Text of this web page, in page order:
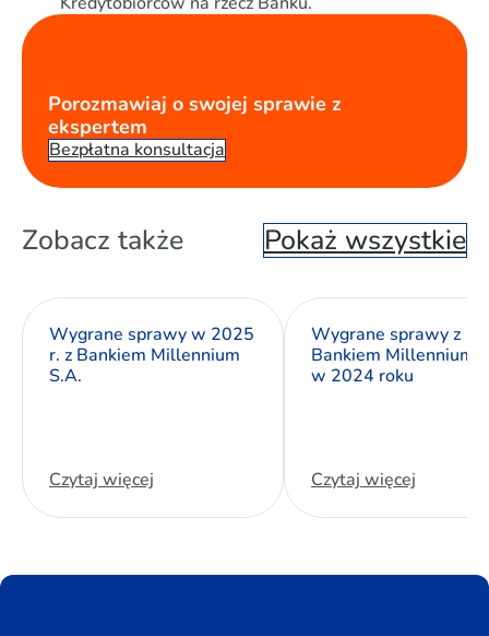
Porozmawiaj o swojej sprawie z
ekspertem
Bezpłatna konsultacja
Zobacz także Pokaż wszystkie
Wygrane sprawy w 2025
r. z Bankiem Millennium
S.A.
Czytaj więcej
Wygrane sprawy z
Bankiem Millennium
w 2024 roku
Czytaj więcej